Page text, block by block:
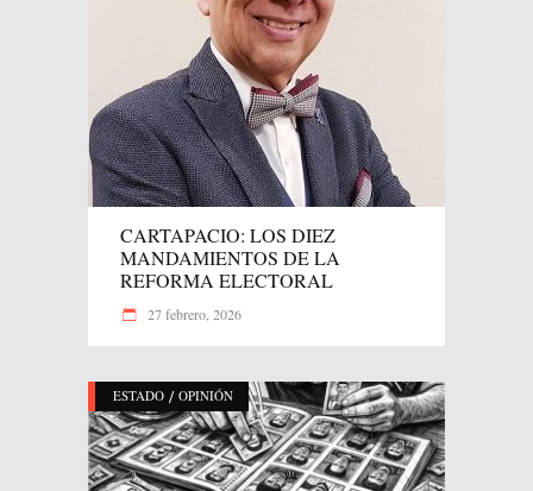
CARTAPACIO: LOS DIEZ
MANDAMIENTOS DE LA
REFORMA ELECTORAL
27 febrero, 2026
ESTADO / OPINIÓN